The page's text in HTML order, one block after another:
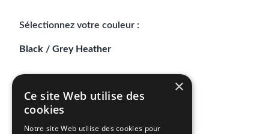
Sélectionnez votre couleur :
Black / Grey Heather
Connexion
×
Ce site Web utilise des
cookies
Notre site Web utilise des cookies pour